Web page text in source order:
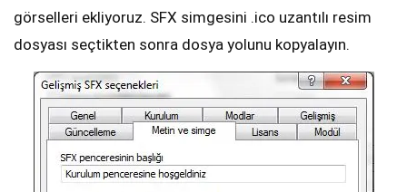
görselleri ekliyoruz. SFX simgesini .ico uzantılı resim
dosyası seçtikten sonra dosya yolunu kopyalayın.